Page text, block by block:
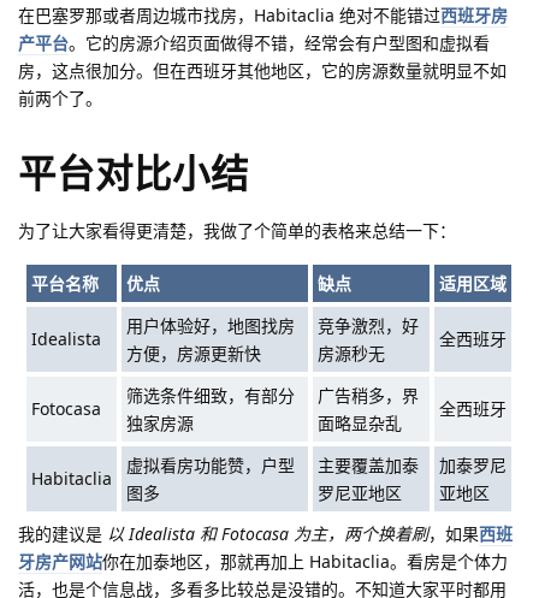
在巴塞罗那或者周边城市找房，Habitaclia 绝对不能错过西班牙房
产平台。它的房源介绍页面做得不错，经常会有户型图和虚拟看
房，这点很加分。但在西班牙其他地区，它的房源数量就明显不如
前两个了。
平台对比小结
为了让大家看得更清楚，我做了个简单的表格来总结一下：
平台名称 优点 缺点 适用区域
Idealista
用户体验好，地图找房
方便，房源更新快
竞争激烈，好
房源秒无
全西班牙
Fotocasa
筛选条件细致，有部分
独家房源
广告稍多，界
面略显杂乱
全西班牙
Habitaclia
虚拟看房功能赞，户型
图多
主要覆盖加泰
罗尼亚地区
加泰罗尼
亚地区
我的建议是 以 Idealista 和 Fotocasa 为主，两个换着刷，如果西班
牙房产网站你在加泰地区，那就再加上 Habitaclia。看房是个体力
活，也是个信息战，多看多比较总是没错的。不知道大家平时都用